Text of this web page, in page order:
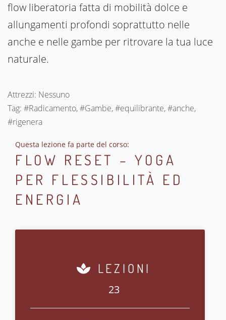
flow liberatoria fatta di mobilità dolce e
allungamenti profondi soprattutto nelle
anche e nelle gambe per ritrovare la tua luce
naturale.
Attrezzi: Nessuno
Tag: #Radicamento, #Gambe, #equilibrante, #anche,
#rigenera
Questa lezione fa parte del corso:
FLOW RESET – YOGA
PER FLESSIBILITÀ ED
ENERGIA
LEZIONI
23